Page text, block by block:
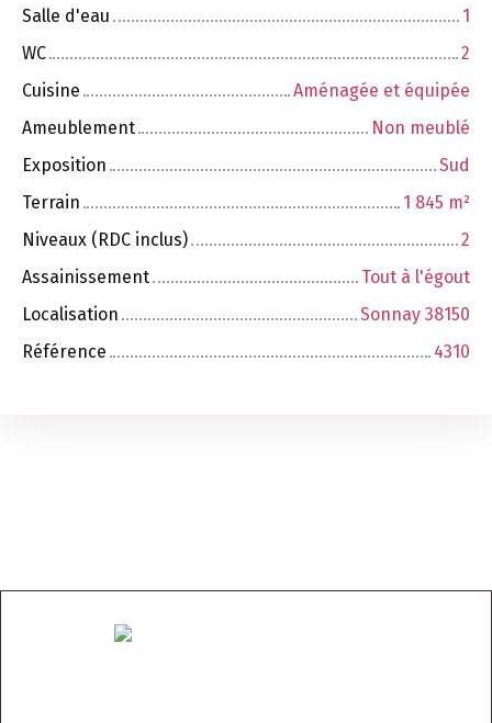
Salle d'eau
1
WC
2
Cuisine
Aménagée et équipée
Ameublement
Non meublé
Exposition
Sud
Terrain
1 845 m²
Niveaux (RDC inclus)
2
Assainissement
Tout à l'égout
Localisation
Sonnay 38150
Référence
4310